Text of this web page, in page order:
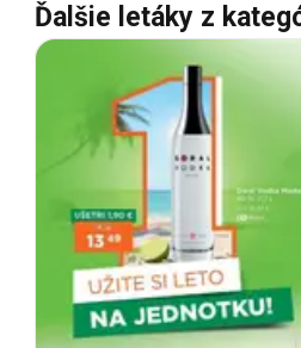
Ďalšie letáky z